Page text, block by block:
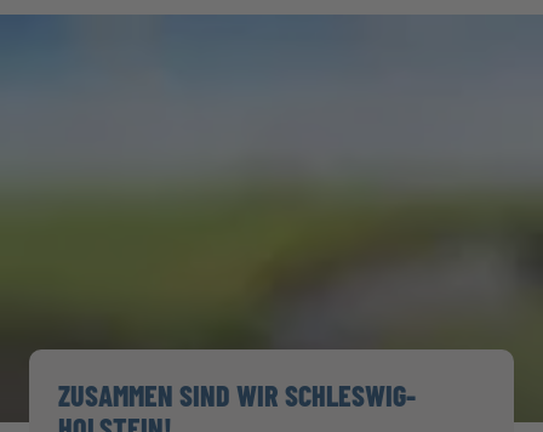
ZUSAMMEN SIND WIR SCHLESWIG-